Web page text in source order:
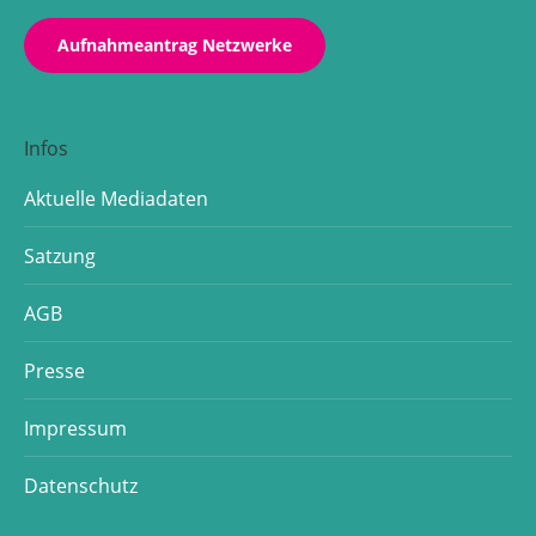
Aufnahmeantrag Netzwerke
Infos
Aktuelle Mediadaten
Satzung
AGB
Presse
Impressum
Datenschutz